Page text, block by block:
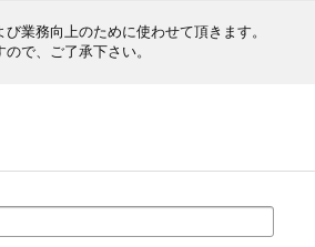
業務向上のために使わせて頂きます。
で、ご了承下さい。